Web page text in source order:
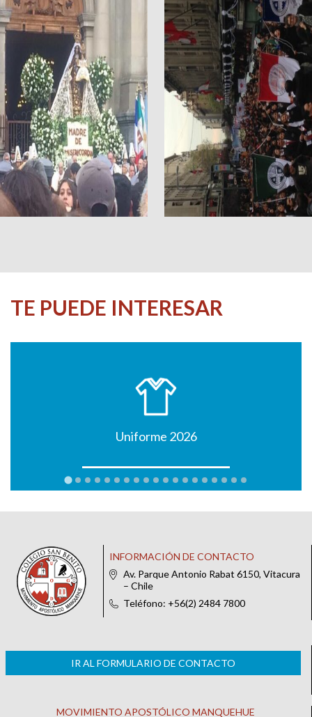
TE PUEDE INTERESAR
Uniforme 2026
INFORMACIÓN DE CONTACTO
Av. Parque Antonio Rabat 6150, Vitacura
– Chile
Teléfono: +56(2) 2484 7800
IR AL FORMULARIO DE CONTACTO
MOVIMIENTO APOSTÓLICO MANQUEHUE